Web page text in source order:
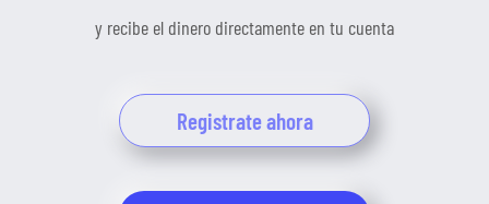
y recibe el dinero directamente en tu cuenta
Registrate ahora